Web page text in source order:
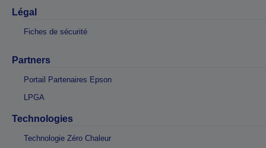
Légal
Fiches de sécurité
Partners
Portail Partenaires Epson
LPGA
Technologies
Technologie Zéro Chaleur